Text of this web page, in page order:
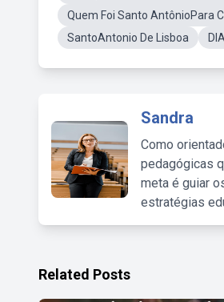
Quem Foi Santo AntônioPara
SantoAntonio De Lisboa
Sandra
Como
pedagógicas
meta é guiar
estratégias
Related Posts